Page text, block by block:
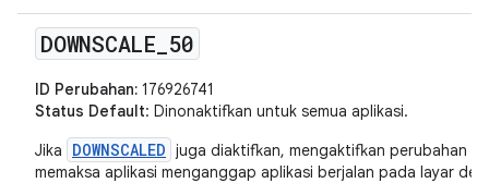
DOWNSCALE 50
ID Perubahan: 176926741
Status Default: Dinonaktifkan untuk semua aplikasi.
Jika
DOWNSCALED juga diaktifkan, mengaktifkan perubahan
memaksa aplikasi menganggap aplikasi berjalan pada layar